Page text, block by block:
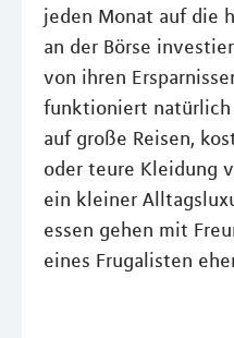
jeden Monat auf die
an der Börse
von ihren
funktioniert natürlich
auf große Reisen,
oder teure Kleidung
ein kleiner
essen gehen mit
eines Frugalisten